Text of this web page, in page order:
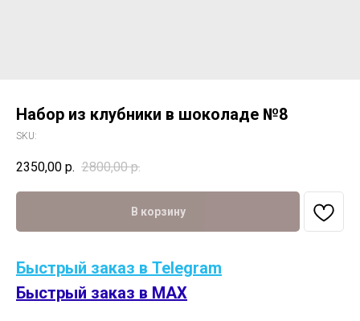
Набор из клубники в шоколаде №8
SKU:
2350,00 р. 2800,00 р.
В корзину
Быстрый заказ в Telegram
Быстрый заказ в MAX